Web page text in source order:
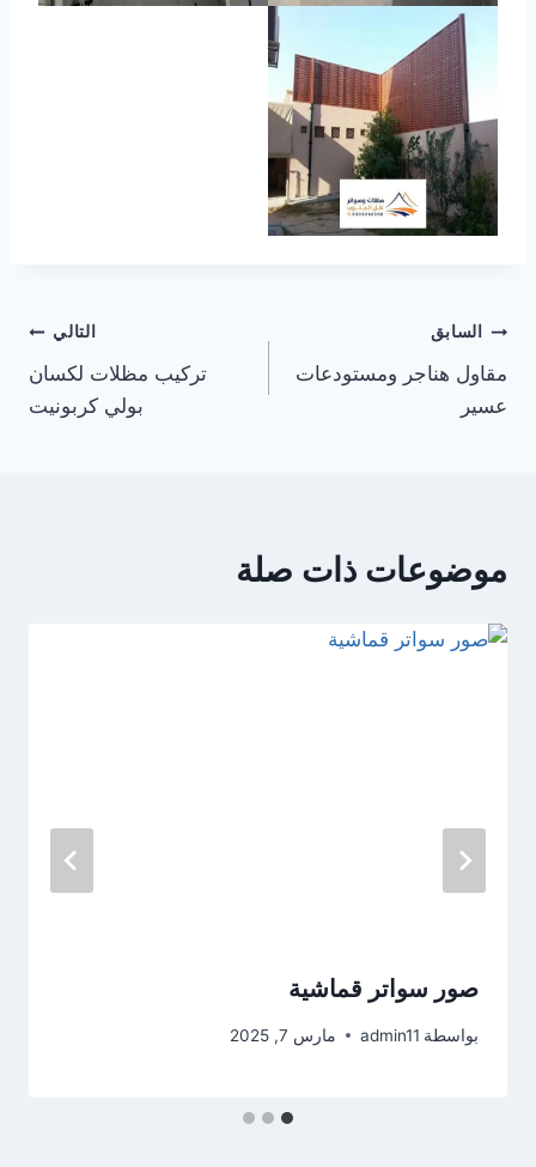
تصفّح
المقالات
السابق
مقاول هناجر ومستودعات
عسير
التالي
تركيب مظلات لكسان
بولي كربونيت
موضوعات ذات صلة
صور سواتر قماشية
بواسطة admin11 مارس 7, 2025